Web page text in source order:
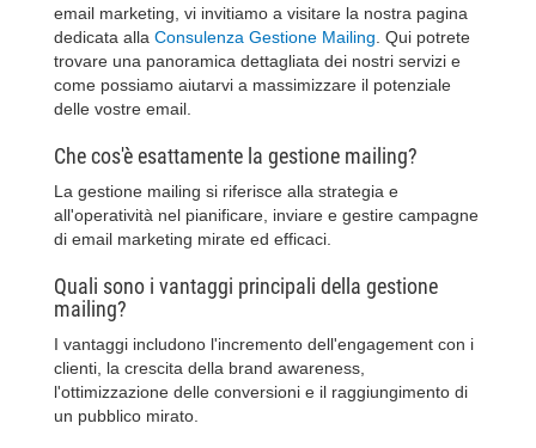
email marketing, vi invitiamo a visitare la nostra pagina
dedicata alla Consulenza Gestione Mailing . Qui potrete
trovare una panoramica dettagliata dei nostri servizi e
come possiamo aiutarvi a massimizzare il potenziale
delle vostre email.
Che cos'è esattamente la gestione mailing?
La gestione mailing si riferisce alla strategia e
all'operatività nel pianificare, inviare e gestire campagne
di email marketing mirate ed efficaci.
Quali sono i vantaggi principali della gestione
mailing?
I vantaggi includono l'incremento dell'engagement con i
clienti, la crescita della brand awareness,
l'ottimizzazione delle conversioni e il raggiungimento di
un pubblico mirato.